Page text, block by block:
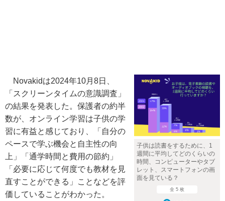
子供は読書をするために、1
週間に平均してどのくらいの
時間、コンピューターやタブ
レット、スマートフォンの画
面を見ている？
全 5 枚
Novakidは2024年10月8日、
「スクリーンタイムの意識調査」
の結果を発表した。保護者の約半
数が、オンライン学習は子供の学
習に有益と感じており、「自分の
ペースで学ぶ機会と自主性の向
上」「通学時間と費用の節約」
「必要に応じて何度でも教材を見
直すことができる」ことなどを評
価していることがわかった。